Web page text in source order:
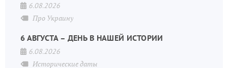
6.08.2026
Про Украину
6 АВГУСТА – ДЕНЬ В НАШЕЙ ИСТОРИИ
6.08.2026
Исторические даты